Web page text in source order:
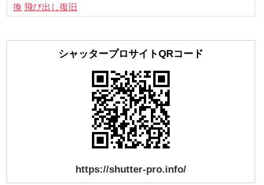
換 飛び出し復旧
シャッタープロサイトQRコード
https://shutter-pro.info/